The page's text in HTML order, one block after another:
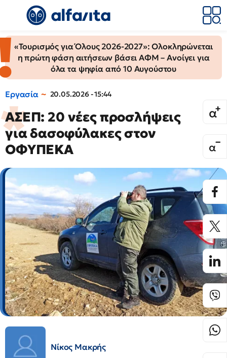
«Τουρισμός για Όλους 2026-2027»: Ολοκληρώνεται
η πρώτη φάση αιτήσεων βάσει ΑΦΜ – Ανοίγει για
όλα τα ψηφία από 10 Αυγούστου
Εργασία 20.05.2026 - 15:44
ΑΣΕΠ: 20 νέες προσλήψεις
για δασοφύλακες στον
ΟΦΥΠΕΚΑ
Νίκος Μακρής